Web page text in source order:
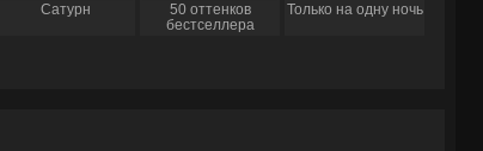
Сатурн
50 оттенков
бестселлера
Только на одну ночь